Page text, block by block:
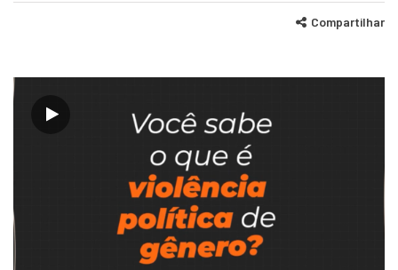
Compartilhar